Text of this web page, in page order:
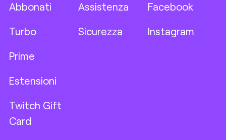
Abbonati
Turbo
Prime
Estensioni
Twitch Gift
Card
Assistenza
Sicurezza
Facebook
Instagram